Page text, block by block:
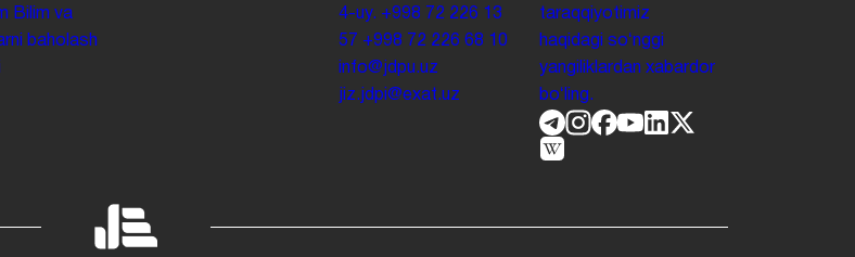
Bilim va
baholash
4-uy. +998 72 226 13
57 +998 72 226 68 10
info@jdpu.uz
jiz.jdpi@exat.uz
taraqqiyotimiz
haqidagi soʻnggi
yangiliklardan xabardor
boʻling.